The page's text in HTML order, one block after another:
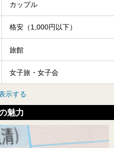
カップル
格安（1,000円以下）
旅館
女子旅・女子会
示する
魅力